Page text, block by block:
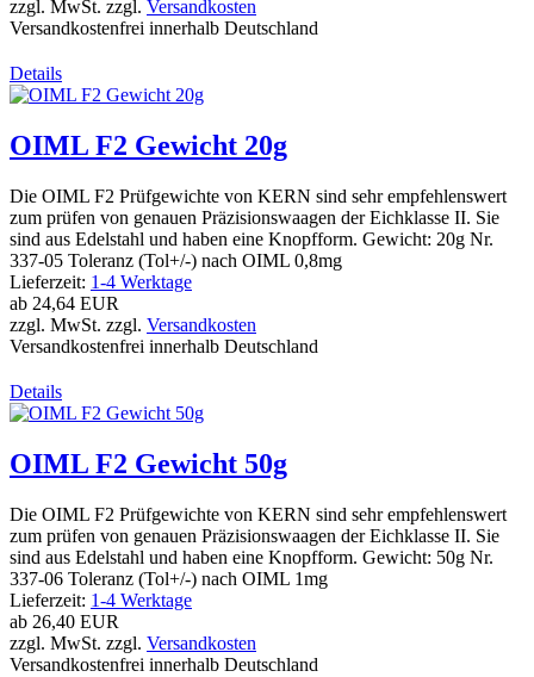
zzgl. MwSt. zzgl. Versandkosten
Versandkostenfrei innerhalb Deutschland
Details
OIML F2 Gewicht 20g
Die OIML F2 Prüfgewichte von KERN sind sehr empfehlenswert
zum prüfen von genauen Präzisionswaagen der Eichklasse II. Sie
sind aus Edelstahl und haben eine Knopfform. Gewicht: 20g Nr.
337-05 Toleranz (Tol+/-) nach OIML 0,8mg
Lieferzeit: 1-4 Werktage
ab 24,64 EUR
zzgl. MwSt. zzgl. Versandkosten
Versandkostenfrei innerhalb Deutschland
Details
OIML F2 Gewicht 50g
Die OIML F2 Prüfgewichte von KERN sind sehr empfehlenswert
zum prüfen von genauen Präzisionswaagen der Eichklasse II. Sie
sind aus Edelstahl und haben eine Knopfform. Gewicht: 50g Nr.
337-06 Toleranz (Tol+/-) nach OIML 1mg
Lieferzeit: 1-4 Werktage
ab 26,40 EUR
zzgl. MwSt. zzgl. Versandkosten
Versandkostenfrei innerhalb Deutschland